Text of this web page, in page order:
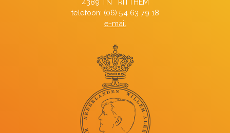
telefoon: (06) 54 63 79 18
e-mail